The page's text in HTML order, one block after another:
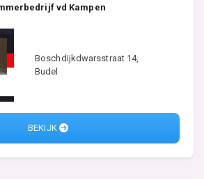
vd Kampen
Boschdijkdwarsstraat 14,
Budel
BEKIJK